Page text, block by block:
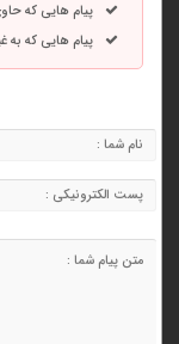
پیام هایی که حاوی
پیام هایی که به